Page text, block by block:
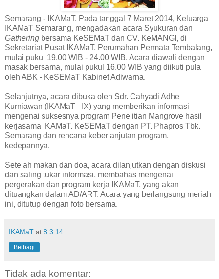
Semarang - IKAMaT. Pada tanggal 7 Maret 2014, Keluarga
IKAMaT Semarang, mengadakan acara Syukuran dan
Gathering bersama KeSEMaT dan CV. KeMANGI, di
Sekretariat Pusat IKAMaT, Perumahan Permata Tembalang,
mulai pukul 19.00 WIB - 24.00 WIB. Acara diawali dengan
masak bersama, mulai pukul 16.00 WIB yang diikuti pula
oleh ABK - KeSEMaT Kabinet Adiwarna.
Selanjutnya, acara dibuka oleh Sdr. Cahyadi Adhe
Kurniawan (IKAMaT - IX) yang memberikan informasi
mengenai suksesnya program Penelitian Mangrove hasil
kerjasama IKAMaT, KeSEMaT dengan PT. Phapros Tbk,
Semarang dan rencana keberlanjutan program,
kedepannya.
Setelah makan dan doa, acara dilanjutkan dengan diskusi
dan saling tukar informasi, membahas mengenai
pergerakan dan program kerja IKAMaT, yang akan
dituangkan dalam AD/ART. Acara yang berlangsung meriah
ini, ditutup dengan foto bersama.
IKAMaT at 8.3.14
Berbagi
Tidak ada komentar: